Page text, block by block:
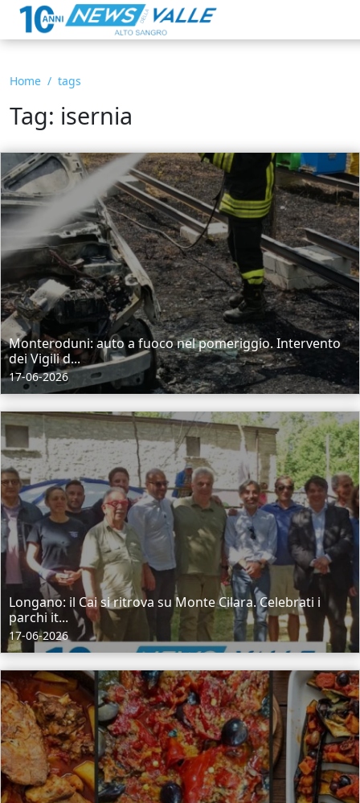
Home tags
Tag: isernia
Monteroduni: auto a fuoco nel pomeriggio. Intervento
dei Vigili d...
17-06-2026
Longano: il Cai si ritrova su Monte Cilara. Celebrati i
parchi it...
17-06-2026